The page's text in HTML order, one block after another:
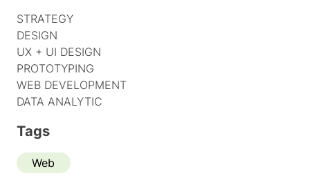
STRATEGY
DESIGN
UX + UI DESIGN
PROTOTYPING
WEB DEVELOPMENT
DATA ANALYTIC
Tags
Web